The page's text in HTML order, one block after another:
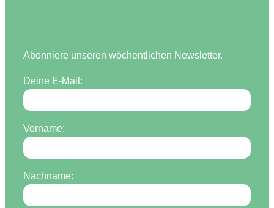
Abonniere unseren wöchentlichen Newsletter.
Deine E-Mail:
Vorname:
Nachname: